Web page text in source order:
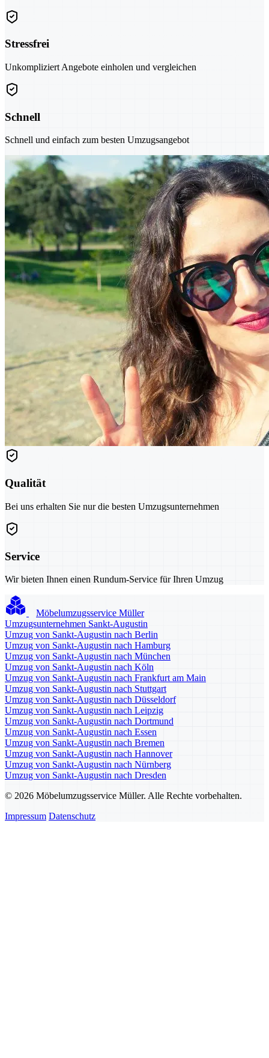
Stressfrei
Unkompliziert Angebote einholen und vergleichen
Schnell
Schnell und einfach zum besten Umzugsangebot
Qualität
Bei uns erhalten Sie nur die besten Umzugsunternehmen
Service
Wir bieten Ihnen einen Rundum-Service für Ihren Umzug
Möbelumzugsservice Müller
Umzugsunternehmen Sankt-Augustin
Umzug von Sankt-Augustin nach Berlin
Umzug von Sankt-Augustin nach Hamburg
Umzug von Sankt-Augustin nach München
Umzug von Sankt-Augustin nach Köln
Umzug von Sankt-Augustin nach Frankfurt am Main
Umzug von Sankt-Augustin nach Stuttgart
Umzug von Sankt-Augustin nach Düsseldorf
Umzug von Sankt-Augustin nach Leipzig
Umzug von Sankt-Augustin nach Dortmund
Umzug von Sankt-Augustin nach Essen
Umzug von Sankt-Augustin nach Bremen
Umzug von Sankt-Augustin nach Hannover
Umzug von Sankt-Augustin nach Nürnberg
Umzug von Sankt-Augustin nach Dresden
© 2026 Möbelumzugsservice Müller. Alle Rechte vorbehalten.
Impressum Datenschutz